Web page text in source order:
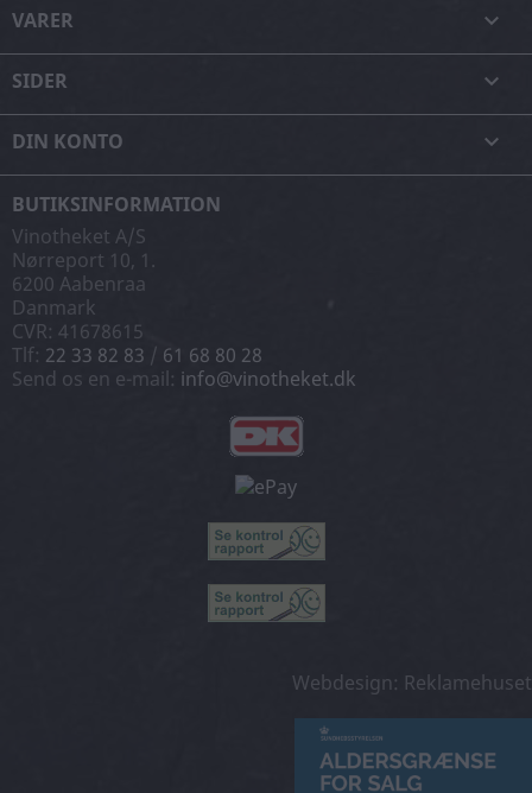
VARER 
SIDER 
DIN KONTO 
BUTIKSINFORMATION
Vinotheket A/S
Nørreport 10, 1.
6200 Aabenraa
Danmark
CVR: 41678615
Tlf: 22 33 82 83 / 61 68 80 28
Send os en e-mail: info@vinotheket.dk
Webdesign: Reklamehuset